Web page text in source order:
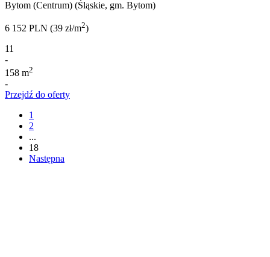
Bytom (Centrum) (Śląskie, gm. Bytom)
6 152 PLN (39 zł/m2)
11
-
158 m2
-
Przejdź do oferty
1
2
...
18
Następna